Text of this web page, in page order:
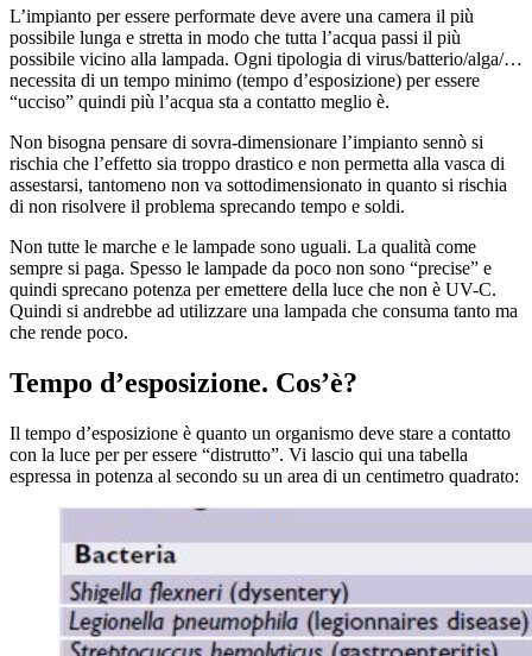
L’impianto per essere performate deve avere una camera il più
possibile lunga e stretta in modo che tutta l’acqua passi il più
possibile vicino alla lampada. Ogni tipologia di virus/batterio/alga/…
necessita di un tempo minimo (tempo d’esposizione) per essere
“ucciso” quindi più l’acqua sta a contatto meglio è.
Non bisogna pensare di sovra-dimensionare l’impianto sennò si
rischia che l’effetto sia troppo drastico e non permetta alla vasca di
assestarsi, tantomeno non va sottodimensionato in quanto si rischia
di non risolvere il problema sprecando tempo e soldi.
Non tutte le marche e le lampade sono uguali. La qualità come
sempre si paga. Spesso le lampade da poco non sono “precise” e
quindi sprecano potenza per emettere della luce che non è UV-C.
Quindi si andrebbe ad utilizzare una lampada che consuma tanto ma
che rende poco.
Tempo d’esposizione. Cos’è?
Il tempo d’esposizione è quanto un organismo deve stare a contatto
con la luce per per essere “distrutto”. Vi lascio qui una tabella
espressa in potenza al secondo su un area di un centimetro quadrato: